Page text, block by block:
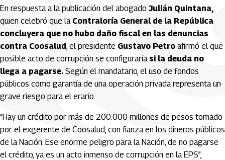
En respuesta a la publicación del abogado Julián Quintana,
quien celebró que la Contraloría General de la República
concluyera que no hubo daño fiscal en las denuncias
contra Coosalud, el presidente Gustavo Petro afirmó el que
posible acto de corrupción se configuraría si la deuda no
llega a pagarse. Según el mandatario, el uso de fondos
públicos como garantía de una operación privada representa un
grave riesgo para el erario.
“Hay un crédito por más de 200.000 millones de pesos tomado
por el exgerente de Coosalud, con fianza en los dineros públicos
de la Nación. Ese enorme peligro para la Nación, de no pagarse
el crédito, ya es un acto inmenso de corrupción en la EPS”,